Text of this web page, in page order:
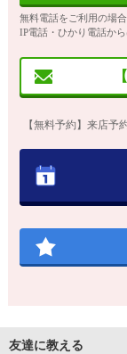
無料電話をご利用の場
IP電話・ひかり電話か
【無料予約】来店
友達に教える